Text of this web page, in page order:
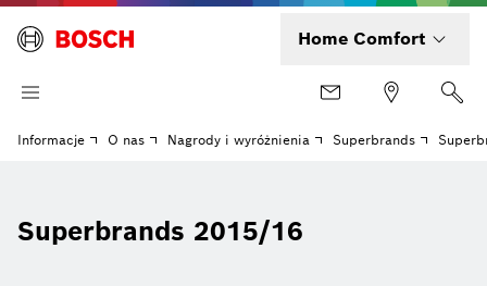
Home Comfort
Informacje O nas Nagrody i wyróżnienia Superbrands
Superbrands 2015/16